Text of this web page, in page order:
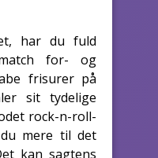
har du fuld
for- og
frisurer på
sit tydelige
rock-n-roll-
mere til det
kan sagtens